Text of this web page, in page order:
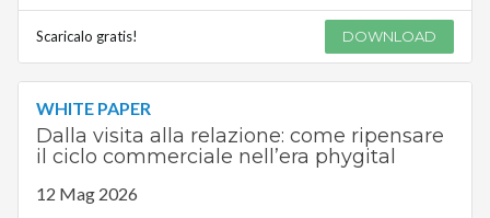
Scaricalo gratis! DOWNLOAD
WHITE PAPER
Dalla visita alla relazione: come ripensare
il ciclo commerciale nell’era phygital
12 Mag 2026